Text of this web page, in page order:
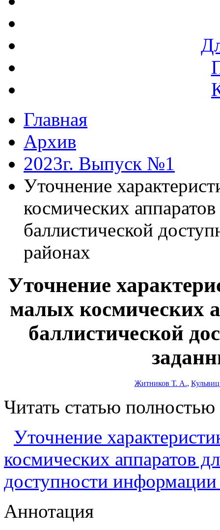
Главная
Архив
2023г. Выпуск №1
Уточнение
космических
баллистической
районах
Уточнение
малых космических
баллистической
Житников Т. А.,
Читать статью полностью
Уточнение
космических аппаратов
доступности
Аннотация